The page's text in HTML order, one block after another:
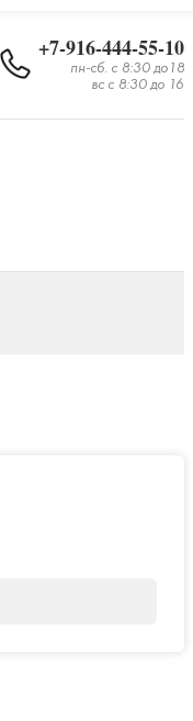
+7-916-444-55-10
пн-сб. с 8:30 до18
вс с 8:30 до 16